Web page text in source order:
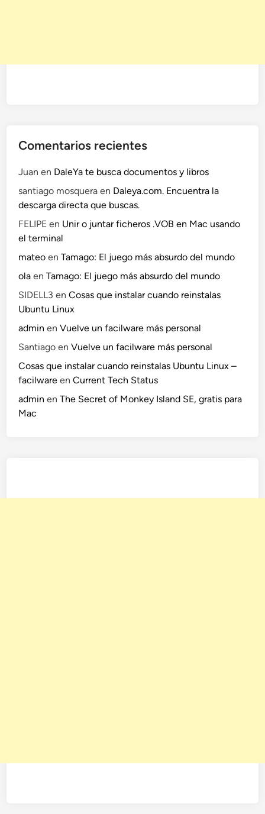
Comentarios recientes
Juan en DaleYa te busca documentos y libros
santiago mosquera en Daleya.com. Encuentra la
descarga directa que buscas.
FELIPE en Unir o juntar ficheros .VOB en Mac usando
el terminal
mateo enTamago: El juego más absurdo del mundo
ola enTamago: El juego más absurdo del mundo
SIDELL3 enCosas que instalar cuando reinstalas
Ubuntu Linux
admin enVuelve un facilware más personal
Santiago enVuelve un facilware más personal
Cosas que instalar cuando reinstalas Ubuntu Linux –
facilware enCurrent Tech Status
admin enThe Secret of Monkey Island SE, gratis para
Mac